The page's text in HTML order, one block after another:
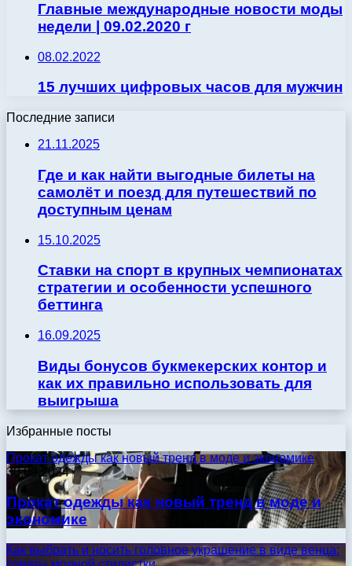
Главные международные новости моды
недели | 09.02.2020 г
08.02.2022
15 лучших цифровых часов для мужчин
Последние записи
21.11.2025
Где и как найти выгодные билеты на
самолёт и поезд для путешествий по
доступным ценам
15.10.2025
Ставки на спорт в крупных чемпионатах
стратегии и особенности успешного
беттинга
16.09.2025
Виды бонусов букмекерских контор и
как их правильно использовать для
выигрыша
Избранные посты
Прокат одежды как новый тренд в моде и экономике
30.09.2024
Прокат одежды как новый тренд в моде и
экономике
Как выбрать и носить головное украшение в виде венца: